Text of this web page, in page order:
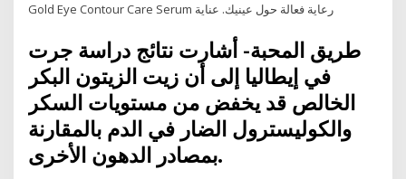
Gold Eye Contour Care Serum رعاية فعالة حول عينيك. عناية
طريق المحبة- أشارت نتائج دراسة جرت
في إيطاليا إلى أن زيت الزيتون البكر
الخالص قد يخفض من مستويات السكر
والكوليسترول الضار في الدم بالمقارنة
بمصادر الدهون الأخرى.